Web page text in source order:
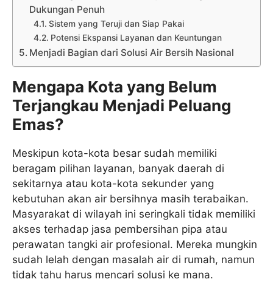
Dukungan Penuh
Sistem yang Teruji dan Siap Pakai
Potensi Ekspansi Layanan dan Keuntungan
Menjadi Bagian dari Solusi Air Bersih Nasional
Mengapa Kota yang Belum
Terjangkau Menjadi Peluang
Emas?
Meskipun kota-kota besar sudah memiliki
beragam pilihan layanan, banyak daerah di
sekitarnya atau kota-kota sekunder yang
kebutuhan akan air bersihnya masih terabaikan.
Masyarakat di wilayah ini seringkali tidak memiliki
akses terhadap jasa pembersihan pipa atau
perawatan tangki air profesional. Mereka mungkin
sudah lelah dengan masalah air di rumah, namun
tidak tahu harus mencari solusi ke mana.